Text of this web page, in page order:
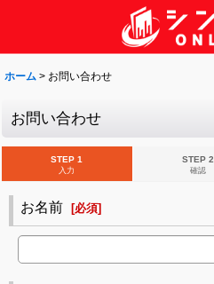
ホーム > お問い合わせ
お問い合わせ
STEP 1
入力
STEP 2
確認
お名前 [必須]